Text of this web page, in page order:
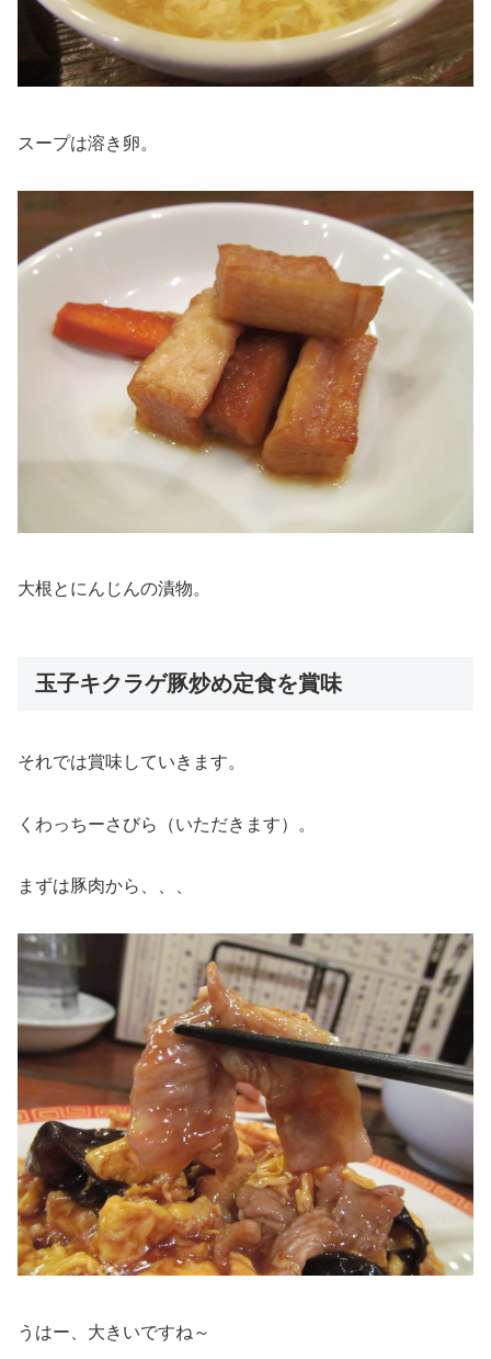
スープは溶き卵。
大根とにんじんの漬物。
玉子キクラゲ豚炒め定食を賞味
それでは賞味していきます。
くわっちーさびら（いただきます）。
まずは豚肉から、、、
うはー、大きいですね～